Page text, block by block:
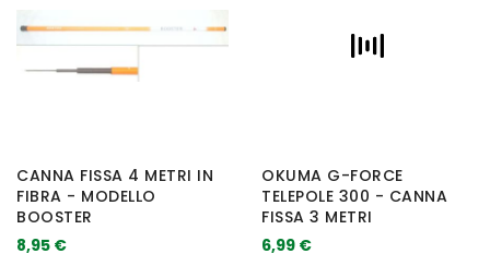
CANNA FISSA 4 METRI IN
FIBRA - MODELLO
BOOSTER
8,95 €
OKUMA G-FORCE
TELEPOLE 300 - CANNA
FISSA 3 METRI
6,99 €